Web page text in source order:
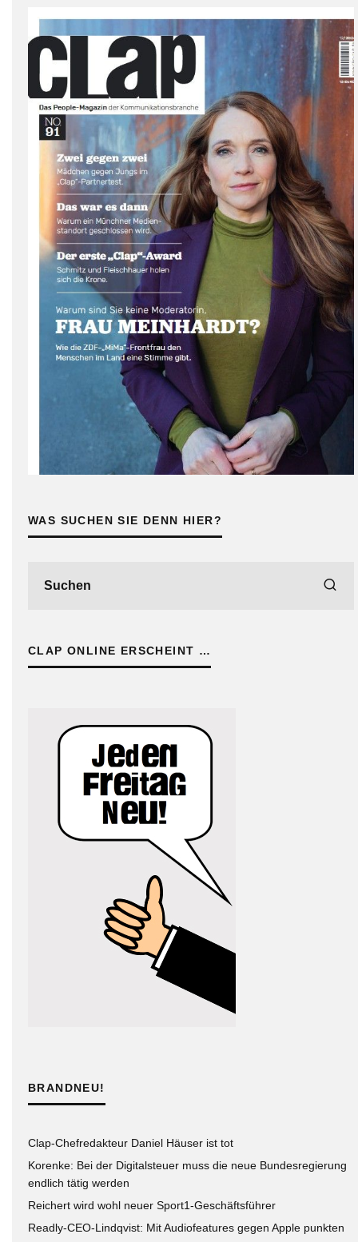
WAS SUCHEN SIE DENN HIER?
CLAP ONLINE ERSCHEINT …
BRANDNEU!
Clap-Chefredakteur Daniel Häuser ist tot
Korenke: Bei der Digitalsteuer muss die neue Bundesregierung
endlich tätig werden
Reichert wird wohl neuer Sport1-Geschäftsführer
Readly-CEO-Lindqvist: Mit Audiofeatures gegen Apple punkten